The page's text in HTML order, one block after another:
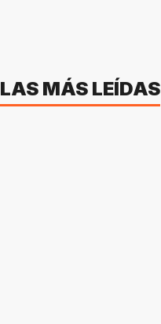
LAS MÁS LEÍDAS